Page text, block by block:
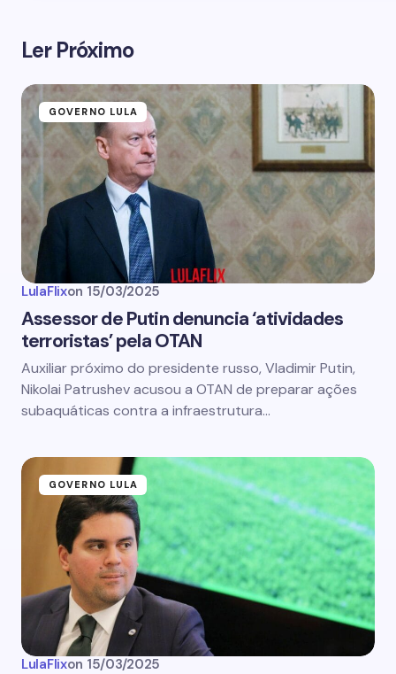
Ler Próximo
GOVERNO LULA
LulaFlixon 15/03/2025
Assessor de Putin denuncia ‘atividades
terroristas’ pela OTAN
Auxiliar próximo do presidente russo, Vladimir Putin,
Nikolai Patrushev acusou a OTAN de preparar ações
subaquáticas contra a infraestrutura…
GOVERNO LULA
LulaFlixon 15/03/2025